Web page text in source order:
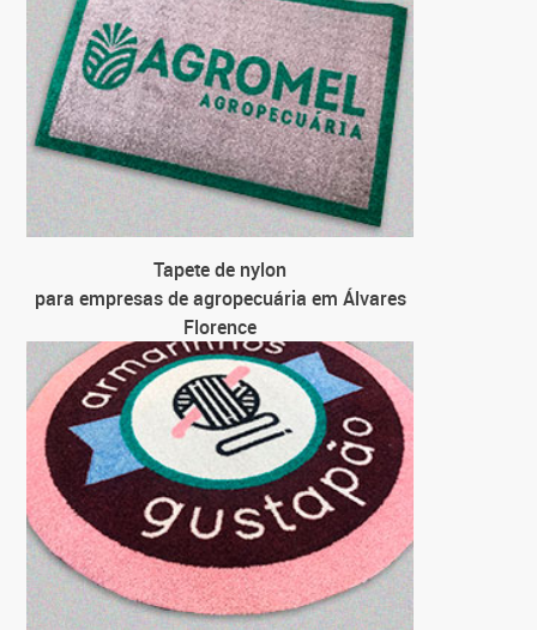
Tapete de nylon
para empresas de agropecuária em Álvares
Florence